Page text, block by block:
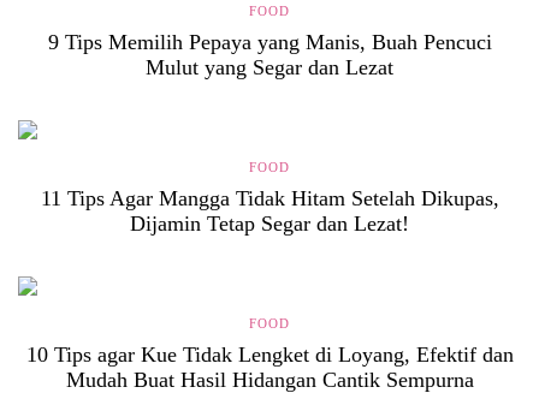
FOOD
9 Tips Memilih Pepaya yang Manis, Buah Pencuci
Mulut yang Segar dan Lezat
FOOD
11 Tips Agar Mangga Tidak Hitam Setelah Dikupas,
Dijamin Tetap Segar dan Lezat!
FOOD
10 Tips agar Kue Tidak Lengket di Loyang, Efektif dan
Mudah Buat Hasil Hidangan Cantik Sempurna